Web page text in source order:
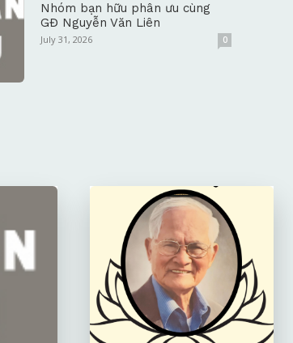
Nhóm bạn hữu phân ưu cùng
GĐ Nguyễn Văn Liên
July 31, 2026 0